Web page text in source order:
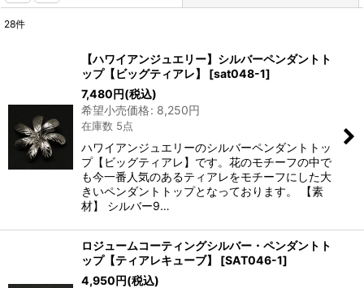
在庫あり
並び順:
絞り込む
28件
【ハワイアンジュエリー】シルバーペンダントト
ップ【ビッグティアレ】
[sat048-1]
7,480円(税込)
希望小売価格: 8,250円
在庫数 5点
ハワイアンジュエリーのシルバーペンダントトッ
プ【ビッグティアレ】です。花のモチーフの中で
も今一番人気のあるティアレをモチーフにした大
きいペンダントトップとなっております。 【素
材】 シルバー9…
ロジュームコーティングシルバー・ペンダントト
ップ【ティアレキューブ】
[SAT046-1]
4,950円(税込)